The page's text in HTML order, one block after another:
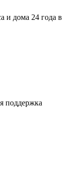
и дома 24 года в
поддержка